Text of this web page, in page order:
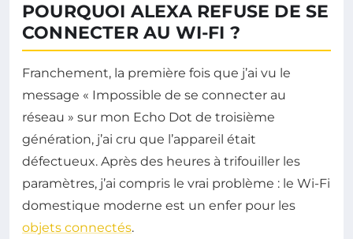
POURQUOI ALEXA REFUSE DE SE
CONNECTER AU WI-FI ?
Franchement, la première fois que j’ai vu le
message « Impossible de se connecter au
réseau » sur mon Echo Dot de troisième
génération, j’ai cru que l’appareil était
défectueux. Après des heures à trifouiller les
paramètres, j’ai compris le vrai problème : le Wi-Fi
domestique moderne est un enfer pour les
objets connectés.